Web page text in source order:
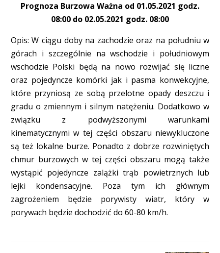
Prognoza Burzowa Ważna od 01.05.2021 godz.
08:00 do 02.05.2021 godz. 08:00
Opis: W ciągu doby na zachodzie oraz na południu w
górach i szczególnie na wschodzie i południowym
wschodzie Polski będą na nowo rozwijać się liczne
oraz pojedyncze komórki jak i pasma konwekcyjne,
które przyniosą ze sobą przelotne opady deszczu i
gradu o zmiennym i silnym natężeniu. Dodatkowo w
związku z podwyższonymi warunkami
kinematycznymi w tej części obszaru niewykluczone
są też lokalne burze. Ponadto z dobrze rozwiniętych
chmur burzowych w tej części obszaru mogą także
wystąpić pojedyncze zalążki trąb powietrznych lub
lejki kondensacyjne. Poza tym ich głównym
zagrożeniem będzie porywisty wiatr, który w
porywach będzie dochodzić do 60-80 km/h.